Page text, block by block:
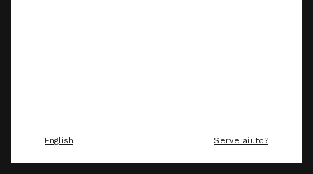
English Serve aiuto?